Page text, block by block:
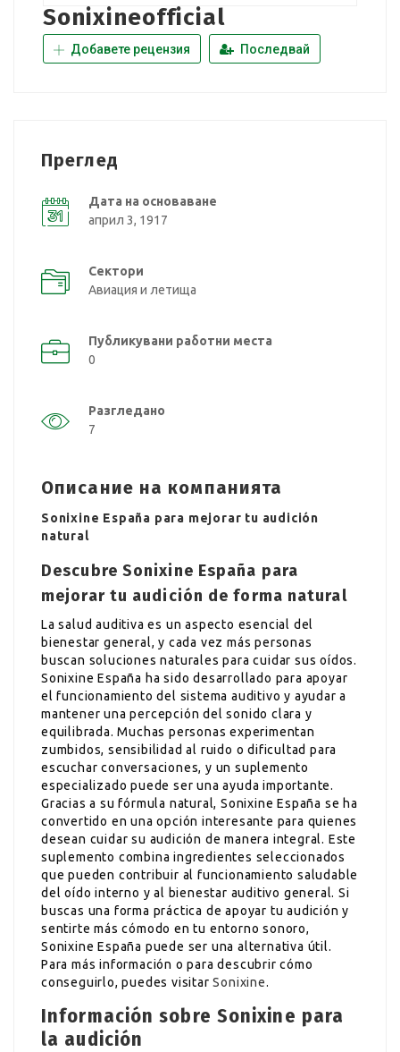
Sonixineofficial
Добавете рецензия Последвай
Преглед
Дата на основаване
април 3, 1917
Сектори
Авиация и летища
Публикувани работни места
0
Разгледано
7
Описание на компанията
Sonixine España para mejorar tu audición
natural
Descubre Sonixine España para
mejorar tu audición de forma natural
La salud auditiva es un aspecto esencial del
bienestar general, y cada vez más personas
buscan soluciones naturales para cuidar sus oídos.
Sonixine España ha sido desarrollado para apoyar
el funcionamiento del sistema auditivo y ayudar a
mantener una percepción del sonido clara y
equilibrada. Muchas personas experimentan
zumbidos, sensibilidad al ruido o dificultad para
escuchar conversaciones, y un suplemento
especializado puede ser una ayuda importante.
Gracias a su fórmula natural, Sonixine España se ha
convertido en una opción interesante para quienes
desean cuidar su audición de manera integral. Este
suplemento combina ingredientes seleccionados
que pueden contribuir al funcionamiento saludable
del oído interno y al bienestar auditivo general. Si
buscas una forma práctica de apoyar tu audición y
sentirte más cómodo en tu entorno sonoro,
Sonixine España puede ser una alternativa útil.
Para más información o para descubrir cómo
conseguirlo, puedes visitarSonixine.
Información sobre Sonixine para
la audición